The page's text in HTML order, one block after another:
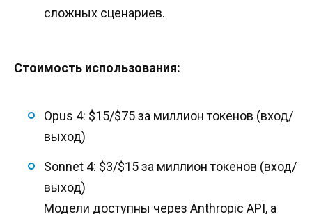
сложных сценариев.
Стоимость использования:
Opus 4: $15/$75 за миллион токенов (вход/
выход)
Sonnet 4: $3/$15 за миллион токенов (вход/
выход)
Модели доступны через Anthropic API, а